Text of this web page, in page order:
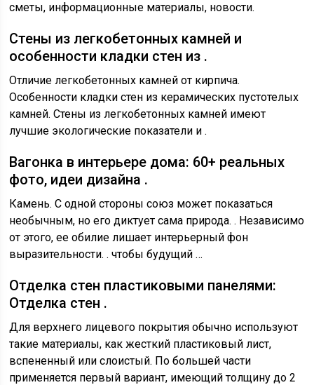
сметы, информационные материалы, новости.
Стены из легкобетонных камней и
особенности кладки стен из .
Отличие легкобетонных камней от кирпича.
Особенности кладки стен из керамических пустотелых
камней. Стены из легкобетонных камней имеют
лучшие экологические показатели и .
Вагонка в интерьере дома: 60+ реальных
фото, идеи дизайна .
Камень. С одной стороны союз может показаться
необычным, но его диктует сама природа. . Независимо
от этого, ее обилие лишает интерьерный фон
выразительности. . чтобы будущий …
Отделка стен пластиковыми панелями:
Отделка стен .
Для верхнего лицевого покрытия обычно используют
такие материалы, как жесткий пластиковый лист,
вспененный или слоистый. По большей части
применяется первый вариант, имеющий толщину до 2